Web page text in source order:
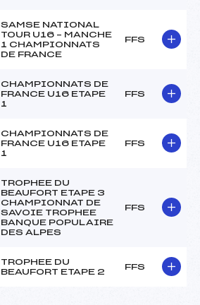
SAMSE NATIONAL
TOUR U16 – MANCHE
1 CHAMPIONNATS
DE FRANCE
FFS
CHAMPIONNATS DE
FRANCE U16 ETAPE
1
FFS
CHAMPIONNATS DE
FRANCE U16 ETAPE
1
FFS
TROPHEE DU
BEAUFORT ETAPE 3
CHAMPIONNAT DE
SAVOIE TROPHEE
BANQUE POPULAIRE
DES ALPES
FFS
TROPHEE DU
BEAUFORT ETAPE 2
FFS